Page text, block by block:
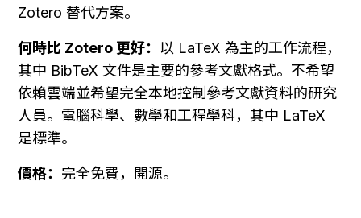
Zotero 替代方案。
何時比 Zotero 更好： 以 LaTeX 為主的工作流程，
其中 BibTeX 文件是主要的參考文獻格式。不希望
依賴雲端並希望完全本地控制參考文獻資料的研究
人員。電腦科學、數學和工程學科，其中 LaTeX
是標準。
價格： 完全免費，開源。